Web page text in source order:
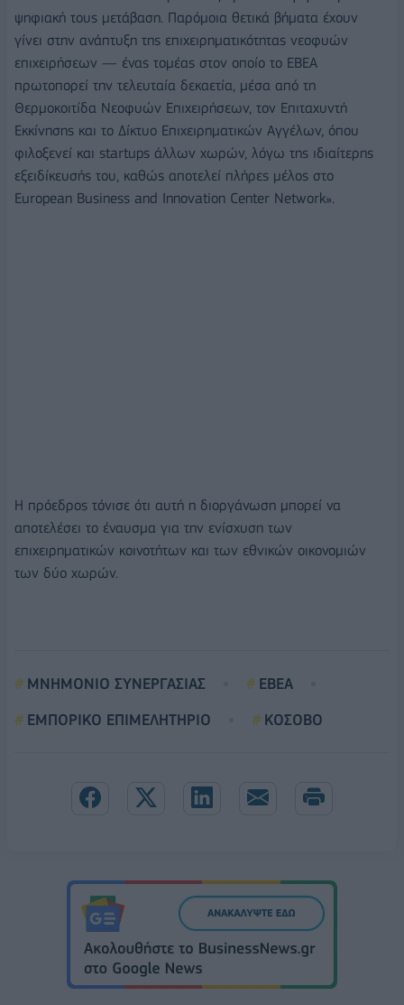
ψηφιακή τους μετάβαση. Παρόμοια θετικά βήματα έχουν
γίνει στην ανάπτυξη της επιχειρηματικότητας νεοφυών
επιχειρήσεων — ένας τομέας στον οποίο το ΕΒΕΑ
πρωτοπορεί την τελευταία δεκαετία, μέσα από τη
Θερμοκοιτίδα Νεοφυών Επιχειρήσεων, τον Επιταχυντή
Εκκίνησης και το Δίκτυο Επιχειρηματικών Αγγέλων, όπου
φιλοξενεί και startups άλλων χωρών, λόγω της ιδιαίτερης
εξειδίκευσής του, καθώς αποτελεί πλήρες μέλος στο
European Business and Innovation Center Network».
Η πρόεδρος τόνισε ότι αυτή η διοργάνωση μπορεί να
αποτελέσει το έναυσμα για την ενίσχυση των
επιχειρηματικών κοινοτήτων και των εθνικών οικονομιών
των δύο χωρών.
ΜΝΗΜΟΝΙΟ ΣΥΝΕΡΓΑΣΙΑΣ
ΕΒΕΑ
ΕΜΠΟΡΙΚΟ ΕΠΙΜΕΛΗΤΗΡΙΟ
ΚΟΣΟΒΟ